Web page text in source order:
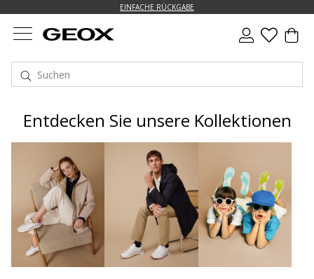
EINFACHE RÜCKGABE
Entdecken Sie unsere Kollektionen